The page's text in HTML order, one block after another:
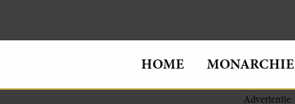
HOME MONARCHIE